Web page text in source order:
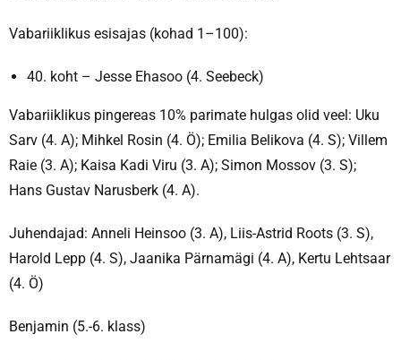
Vabariiklikus esisajas (kohad 1–100):
40. koht – Jesse Ehasoo (4. Seebeck)
Vabariiklikus pingereas 10% parimate hulgas olid veel: Uku
Sarv (4. A); Mihkel Rosin (4. Ö); Emilia Belikova (4. S); Villem
Raie (3. A); Kaisa Kadi Viru (3. A); Simon Mossov (3. S);
Hans Gustav Narusberk (4. A).
Juhendajad: Anneli Heinsoo (3. A), Liis-Astrid Roots (3. S),
Harold Lepp (4. S), Jaanika Pärnamägi (4. A), Kertu Lehtsaar
(4. Ö)
Benjamin (5.-6. klass)